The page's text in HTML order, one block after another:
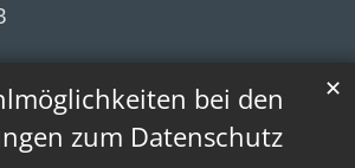
bei den
zum Datenschutz
✕